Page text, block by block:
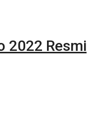
2022 Resmi